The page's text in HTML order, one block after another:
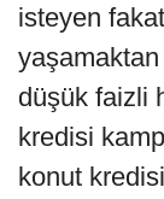
isteyen
düşük faizli
kredisi
konut